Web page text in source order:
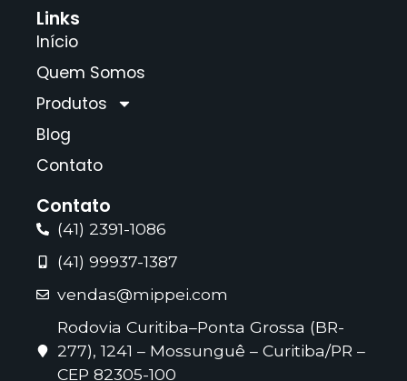
Links
Início
Quem Somos
Produtos
Blog
Contato
Contato
(41) 2391-1086
(41) 99937-1387
vendas@mippei.com
Rodovia Curitiba–Ponta Grossa (BR-
277), 1241 – Mossunguê – Curitiba/PR –
CEP 82305-100